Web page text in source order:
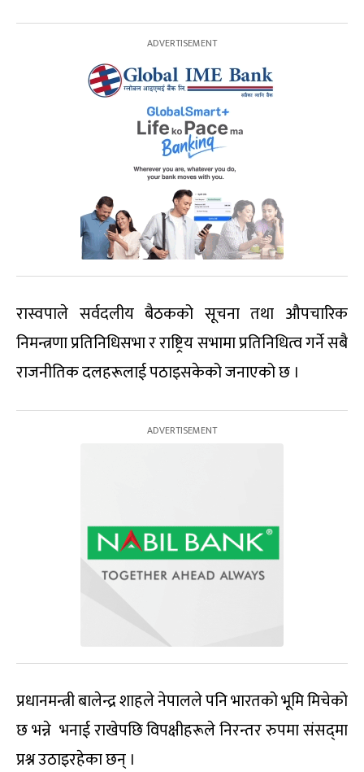
रास्वपाले सर्वदलीय बैठकको सूचना तथा औपचारिक
निमन्त्रणा प्रतिनिधिसभा र राष्ट्रिय सभामा प्रतिनिधित्व गर्ने सबै
राजनीतिक दलहरूलाई पठाइसकेको जनाएको छ ।
प्रधानमन्त्री बालेन्द्र शाहले नेपालले पनि भारतको भूमि मिचेको
छ भन्ने भनाई राखेपछि विपक्षीहरूले निरन्तर रुपमा संसद्‌मा
प्रश्न उठाइरहेका छन् ।